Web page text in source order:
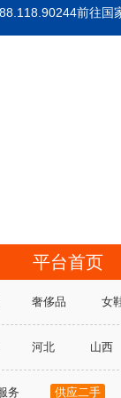
前往国
平台首页
奢侈品
女
器 车品
河北
山西
湖南
广东
务 供应二手